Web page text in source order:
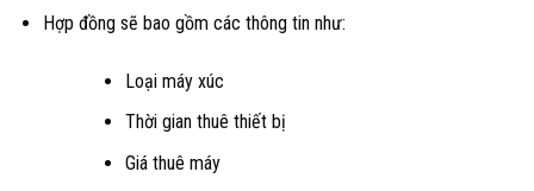
Hợp đồng sẽ bao gồm các thông tin như:
Loại máy xúc
Thời gian thuê thiết bị
Giá thuê máy